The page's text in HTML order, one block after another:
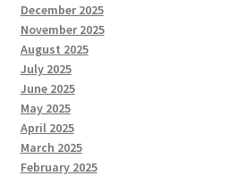
December 2025
November 2025
August 2025
July 2025
June 2025
May 2025
April 2025
March 2025
February 2025